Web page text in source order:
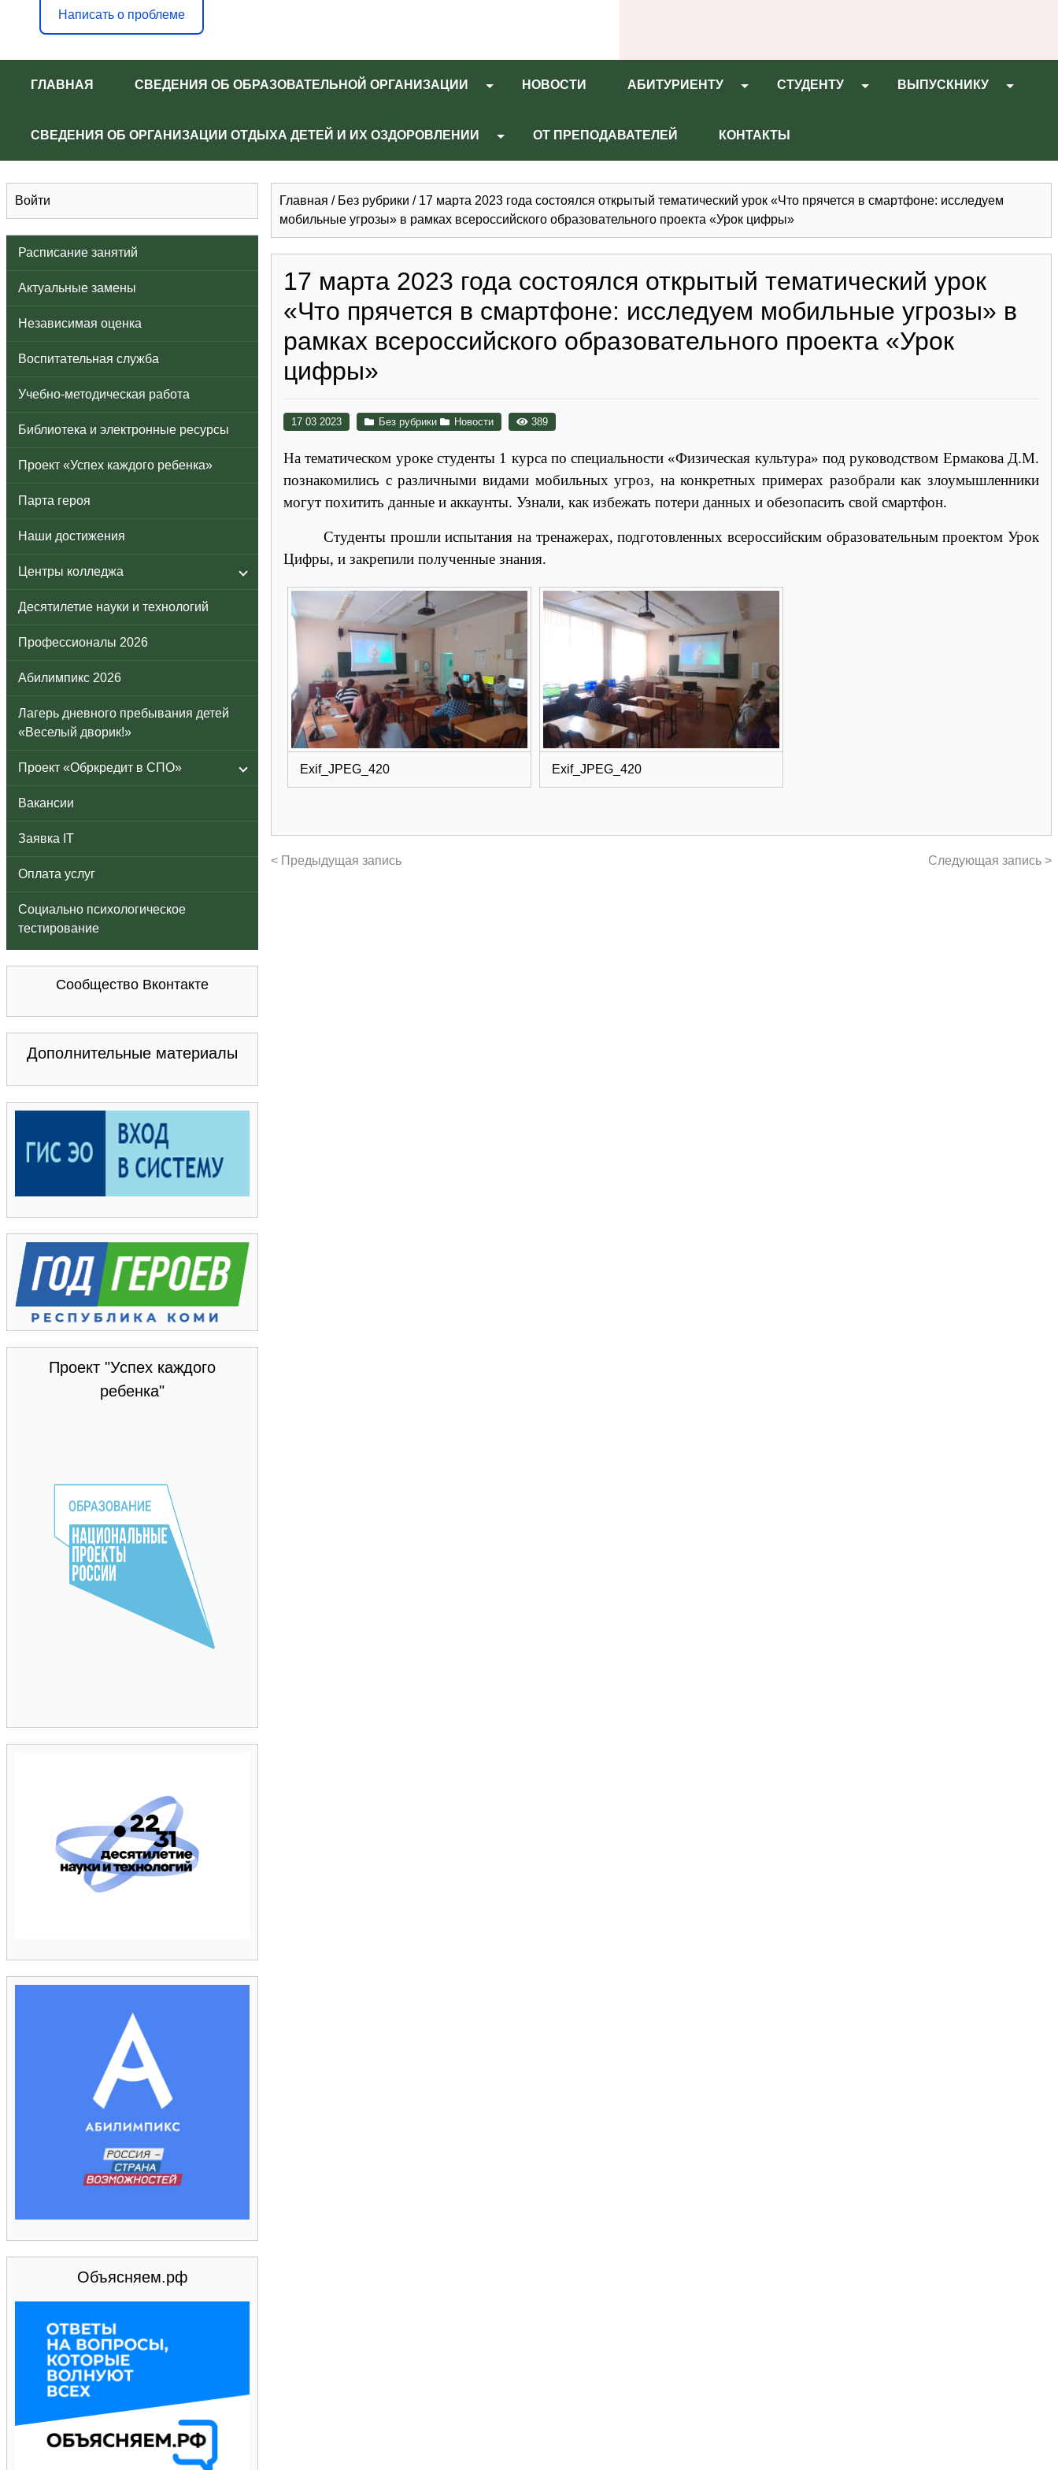
Написать о проблеме
ГЛАВНАЯ СВЕДЕНИЯ ОБ ОБРАЗОВАТЕЛЬНОЙ ОРГАНИЗАЦИИ НОВОСТИ АБИТУРИЕНТУ СТУДЕНТУ ВЫПУСКНИКУ
СВЕДЕНИЯ ОБ ОРГАНИЗАЦИИ ОТДЫХА ДЕТЕЙ И ИХ ОЗДОРОВЛЕНИИ ОТ ПРЕПОДАВАТЕЛЕЙ КОНТАКТЫ
Войти
Расписание занятий
Актуальные замены
Независимая оценка
Воспитательная служба
Учебно-методическая работа
Библиотека и электронные ресурсы
Проект «Успех каждого ребенка»
Парта героя
Наши достижения
Центры колледжа
Десятилетие науки и технологий
Профессионалы 2026
Абилимпикс 2026
Лагерь дневного пребывания детей
«Веселый дворик!»
Проект «Обркредит в СПО»
Вакансии
Заявка IT
Оплата услуг
Социально психологическое
тестирование
Сообщество Вконтакте
Дополнительные материалы
Проект "Успех каждого
ребенка"
Объясняем.рф
Главная / Без рубрики / 17 марта 2023 года состоялся открытый тематический урок «Что прячется в смартфоне: исследуем
мобильные угрозы» в рамках всероссийского образовательного проекта «Урок цифры»
17 марта 2023 года состоялся открытый тематический урок
«Что прячется в смартфоне: исследуем мобильные угрозы» в
рамках всероссийского образовательного проекта «Урок
цифры»
17 03 2023 Без рубрики Новости 389
На тематическом уроке студенты 1 курса по специальности «Физическая культура» под руководством Ермакова Д.М.
познакомились с различными видами мобильных угроз, на конкретных примерах разобрали как злоумышленники
могут похитить данные и аккаунты. Узнали, как избежать потери данных и обезопасить свой смартфон.
Студенты прошли испытания на тренажерах, подготовленных всероссийским образовательным проектом Урок
Цифры, и закрепили полученные знания.
Exif_JPEG_420 Exif_JPEG_420
< Предыдущая запись Следующая запись >